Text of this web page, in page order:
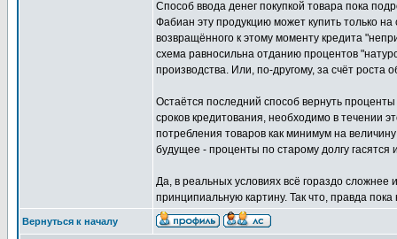
Способ ввода денег покупкой товара пока
Фабиан эту продукцию может купить только на
возвращённого к этому моменту кредита
схема равносильна отданию процентов
производства. Или, по-другому, за счёт роста
Остаётся последний способ вернуть
сроков кредитования, необходимо в течении
потребления товаров как минимум на
будущее - проценты по старому долгу гасятся
Да, в реальных условиях всё гораздо
принципиальную картину. Так что, правда
Вернуться к началу